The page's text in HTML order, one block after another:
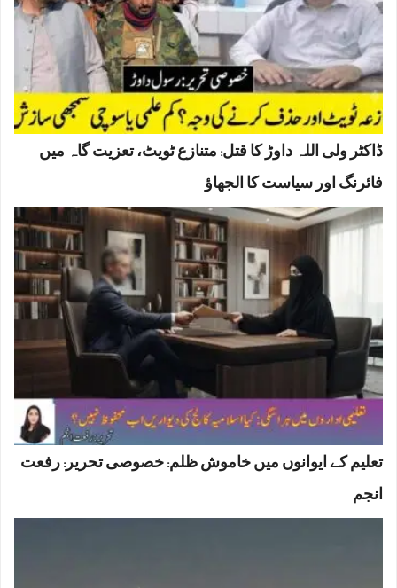
ڈاکٹر ولی اللہ داوڑ کا قتل: متنازع ٹویٹ، تعزیت گاہ میں
فائرنگ اور سیاست کا الجھاؤ
تعلیم کے ایوانوں میں خاموش ظلم: خصوصی تحریر: رفعت
انجم